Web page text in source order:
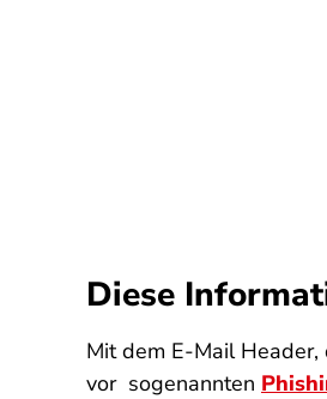
Diese
Mit dem E-Mail Header,
vor sogenannten